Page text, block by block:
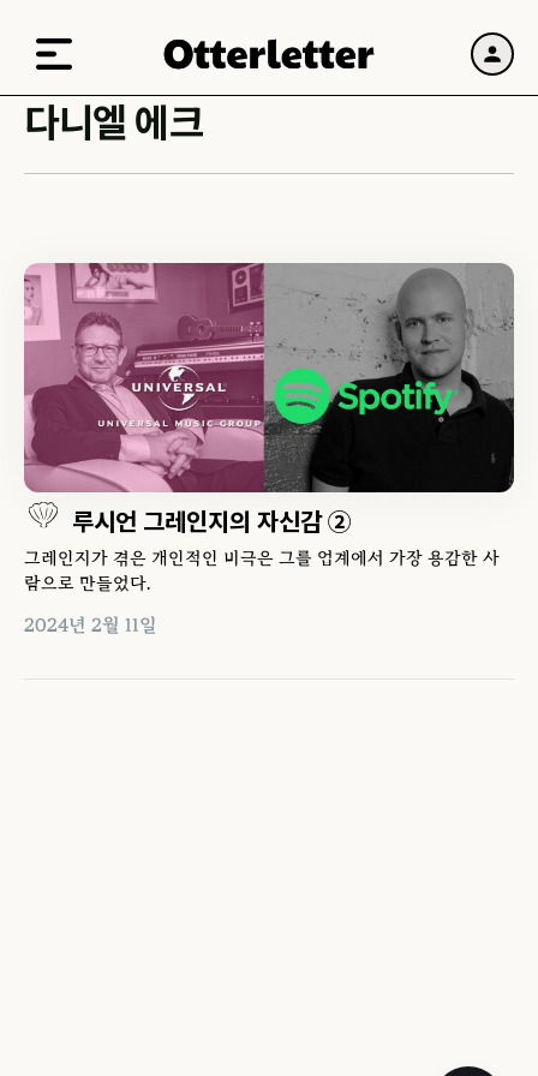
다니엘 에크
루시언 그레인지의 자신감 ②
그레인지가 겪은 개인적인 비극은 그를 업계에서 가장 용감한 사
람으로 만들었다.
2024년 2월 11일